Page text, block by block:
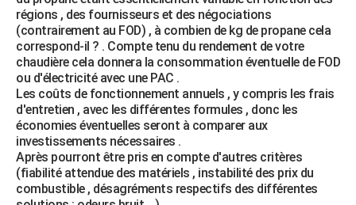
régions , des fournisseurs et des négociations
(contrairement au FOD) , à combien de kg de propane cela
correspond-il ? . Compte tenu du rendement de votre
chaudière cela donnera la consommation éventuelle de FOD
ou d'électricité avec une PAC .
Les coûts de fonctionnement annuels , y compris les frais
d'entretien , avec les différentes formules , donc les
économies éventuelles seront à comparer aux
investissements nécessaires .
Après pourront être pris en compte d'autres critères
(fiabilité attendue des matériels , instabilité des prix du
combustible , désagréments respectifs des différentes